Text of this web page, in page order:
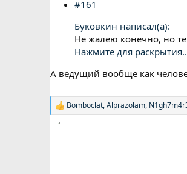
#161
Буковкин написал(а):
Не жалею конечно, но
Нажмите для
А ведущий вообще как
Р
Bomboclat,Alprazolam,